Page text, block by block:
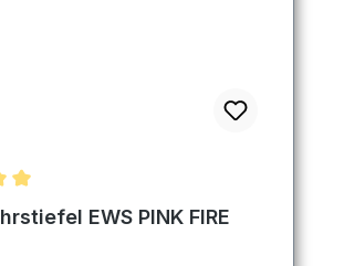
Bewertung von 5 von 5 Sternen
EWS PINK FIRE